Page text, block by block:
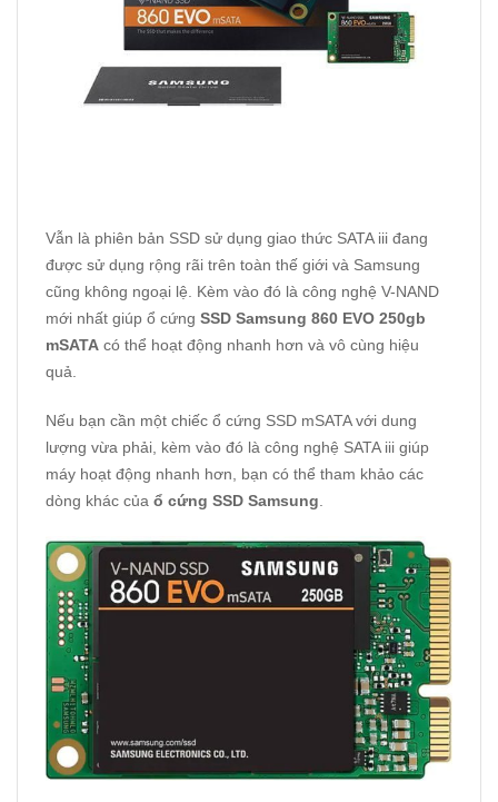
Vẫn là phiên bản SSD sử dụng giao thức SATA iii đang
được sử dụng rộng rãi trên toàn thế giới và Samsung
cũng không ngoại lệ. Kèm vào đó là công nghệ V-NAND
mới nhất giúp ổ cứng SSD Samsung 860 EVO 250gb
mSATA có thể hoạt động nhanh hơn và vô cùng hiệu
quả.
Nếu bạn cần một chiếc ổ cứng SSD mSATAvới dung
lượng vừa phải, kèm vào đó là công nghệ SATA iii giúp
máy hoạt động nhanh hơn, bạn có thể tham khảo các
dòng khác của ổ cứng SSD Samsung